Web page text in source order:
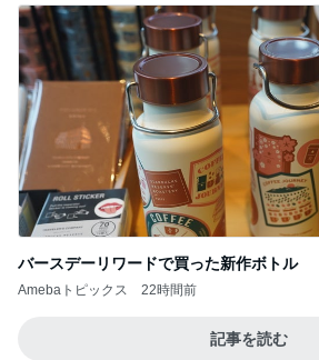
Amebaトピックス 1日前
待ち受けにした幸運の前兆
Amebaトピックス 1日前
KFC我慢後に食べたアイス
Amebaトピックス 1日前
Amebaトピックス 1日前